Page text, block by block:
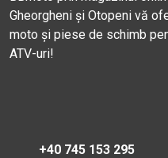
Gheorgheni și Otopeni vă
moto și piese de schimb
ATV-uri!
+40 745 153 295